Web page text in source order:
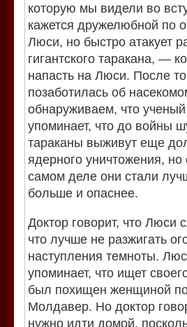
которую мы видели во
кажется дружелюбной по
Люси, но быстро атакует
гигантского таракана, —
напасть на Люси. После
позаботилась об
обнаруживаем, что
упоминает, что до войны
тараканы выживут еще
ядерного уничтожения, но
самом деле они стали
больше и опаснее.
Доктор говорит, что Люси
что лучше не разжигать
наступления темноты.
упоминает, что ищет
был похищен женщиной
Молдавер. Но доктор
нужно идти домой,